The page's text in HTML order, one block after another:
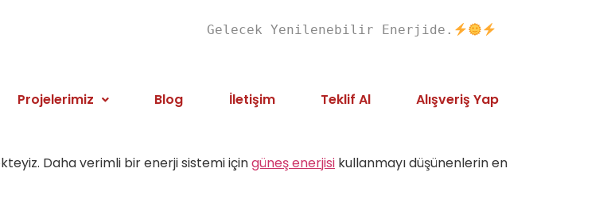
Gelecek Yenilenebilir Enerjide.
Projelerimiz Blog İletişim Teklif Al Alışveriş Yap
Daha verimli bir enerji sistemi içingüneş enerjisi kullanmayı düşünenlerin en